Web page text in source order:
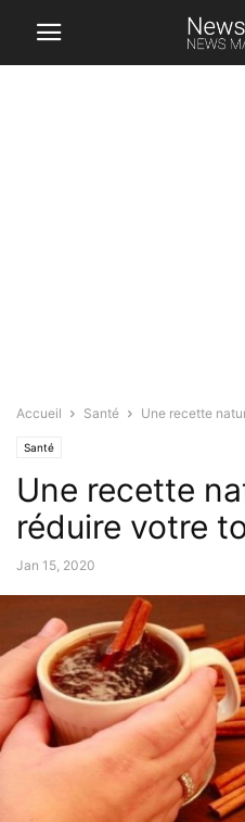
Accueil Santé Une recette
Santé
Une recette
réduire votre
Jan 15, 2020